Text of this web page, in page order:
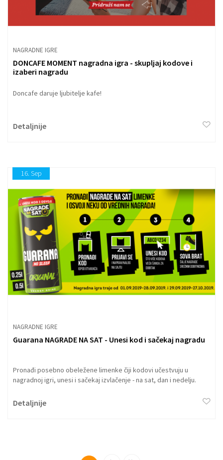
NAGRADNE IGRE
DONCAFE MOMENT nagradna igra - skupljaj kodove i
izaberi nagradu
Doncafe daruje ljubitelje kafe!
Detaljnije
16. Sep
NAGRADNE IGRE
Guarana NAGRADE NA SAT - Unesi kod i sačekaj nagradu
Pronađi posebno obeležene limenke čiji kodovi učestvuju u
nagradnoj igri, unesi i sačekaj izvlačenje - na sat, dan i nedelju.
Detaljnije